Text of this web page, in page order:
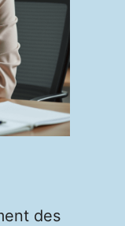
des